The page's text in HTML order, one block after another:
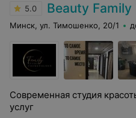
5.0 Beauty Family
Минск, ул. Тимошенко, 20/1
Современная студия
услуг